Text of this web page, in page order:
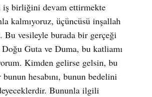
iş birliğini devam ettirmekte
kalmıyoruz, üçüncüsü inşallah
Bu vesileyle burada bir gerçeği
Doğu Guta ve Duma, bu katliamı
Kimden gelirse gelsin, bu
hesabını, bunun bedelini
Bununla ilgili